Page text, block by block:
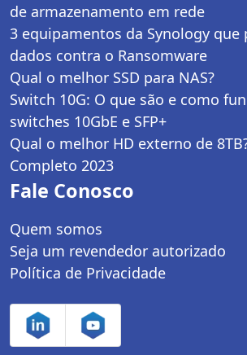
de armazenamento em rede
3 equipamentos da Synology que
dados contra o Ransomware
Qual o melhor SSD para NAS?
Switch 10G: O que são e como
switches 10GbE e SFP+
Qual o melhor HD externo de
Completo 2023
Fale Conosco
Quem somos
Seja um revendedor autorizado
Política de Privacidade